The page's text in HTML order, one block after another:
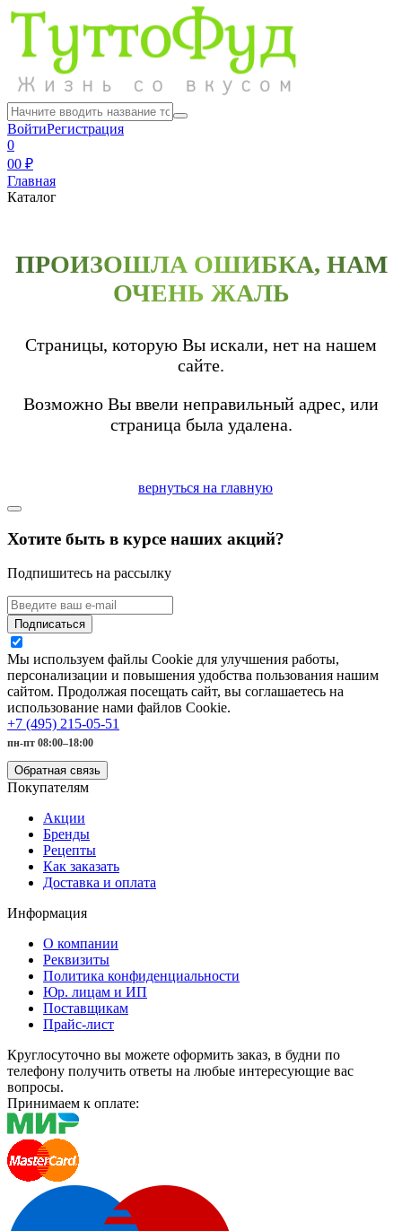
ВойтиРегистрация
0
00 ₽
Главная
Каталог
ПРОИЗОШЛА ОШИБКА, НАМ
ОЧЕНЬ ЖАЛЬ
Страницы, которую Вы искали, нет на нашем
сайте.
Возможно Вы ввели неправильный адрес, или
страница была удалена.
вернуться на главную
Хотите быть в курсе наших акций?
Подпишитесь на рассылку
Подписаться
Мы используем файлы Cookie для улучшения работы,
персонализации и повышения удобства пользования нашим
сайтом. Продолжая посещать сайт, вы соглашаетесь на
использование нами файлов Cookie.
+7 (495) 215-05-51
пн-пт 08:00–18:00
Обратная связь
Покупателям
Акции
Бренды
Рецепты
Как заказать
Доставка и оплата
Информация
О компании
Реквизиты
Политика конфиденциальности
Юр. лицам и ИП
Поставщикам
Прайс-лист
Круглосуточно вы можете оформить заказ, в будни по
телефону получить ответы на любые интересующие вас
вопросы.
Принимаем к оплате: